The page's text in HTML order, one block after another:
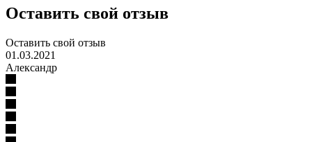
Оставить свой отзыв
Оставить свой отзыв
01.03.2021
Александр